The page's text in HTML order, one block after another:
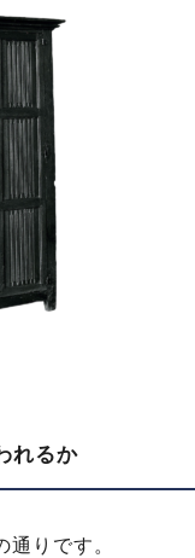
れるか
通りです。